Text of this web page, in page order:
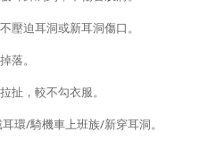
不壓迫耳洞或新耳洞傷口。
落。
扯，較不勾衣服。
耳環/騎機車上班族/新穿耳洞。